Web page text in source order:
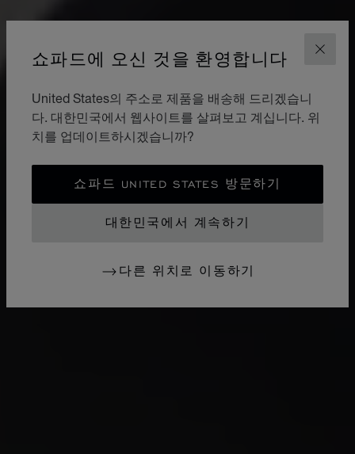
닫기
쇼파드에 오신 것을 환영합니다
United States의 주소로 제품을 배송해 드리겠습니
다. 대한민국에서 웹사이트를 살펴보고 계십니다. 위
치를 업데이트하시겠습니까?
쇼파드 UNITED STATES 방문하기
대한민국에서 계속하기
다른 위치로 이동하기